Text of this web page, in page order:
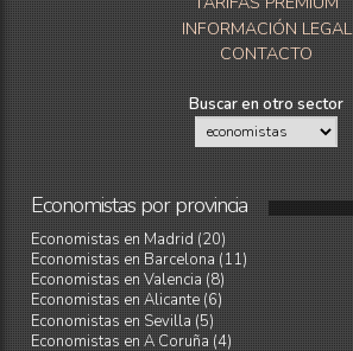
INFORMACIÓN LEGAL
CONTACTO
Buscar en otro sector
Economistasporprovincia
Economistas en Madrid (20)
Economistas en Barcelona (11)
Economistas en Valencia (8)
Economistas en Alicante (6)
Economistas en Sevilla (5)
Economistas en A Coruña (4)